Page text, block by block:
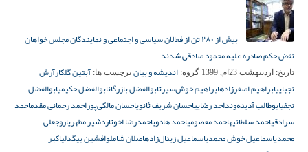
بیش از ۲۸۰ تن از فعالان سیاسی و اجتماعی و نمایندگان مجلس خواهان
نقض حکم صادره علیه محمود صادقی شدند
تاریخ: اردیبهشت 23ام, 1399 گروه: اندیشه و بیان برچسب ها: آبتین گلکارآرش
نجباییابراهیم اصغرزادهابراهیم خوش‌سیرتابوالفضل بازرگانابوالفضل حکیمیابوالفضل
نجفیابوطالب آدینه‌ونداحد رضاییاحسان شریف ثانویاحسان مالکی‌پوراحمد رحمانی مقدماحمد
سرادقیاحمد سلطانیهاحمد معصومیاحمد هادویاحمدرضا اخوتاردشیر مطهریاروجعلی
محمدیاسماعیل خوش محمدیاسماعیل زینال‌زادهاصلان شاملوافشین بیگدلیاکبر